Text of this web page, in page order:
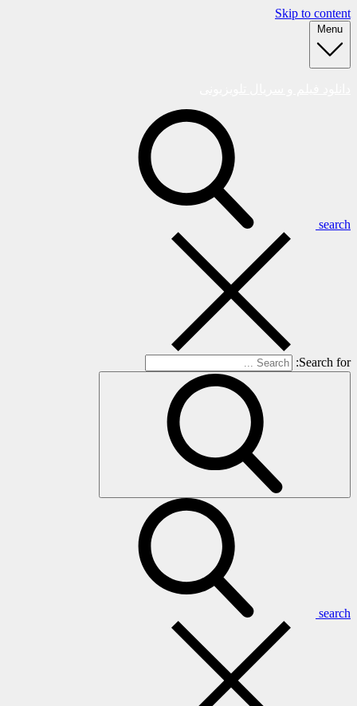
Skip to content
Menu
search
Search for:
search